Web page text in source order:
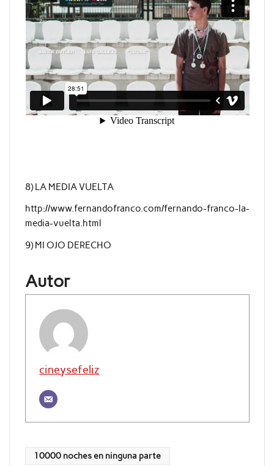
8) LA MEDIA VUELTA
http://www.fernandofranco.com/fernando-franco-la-
media-vuelta.html
9) MI OJO DERECHO
Autor
cineysefeliz
10000 noches en ninguna parte